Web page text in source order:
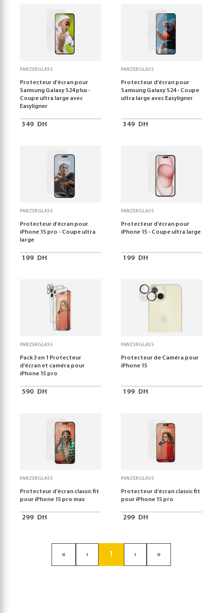
PANZERGLASS
Protecteur d'écran pour
Samsung Galaxy S24 plus -
Coupe ultra large avec
Easyligner
349 DH
PANZERGLASS
Protecteur d'écran pour
Samsung Galaxy S24 - Coupe
ultra large avec Easyligner
349 DH
PANZERGLASS
Protecteur d'écran pour
iPhone 15 pro - Coupe ultra
large
199 DH
PANZERGLASS
Protecteur d'écran pour
iPhone 15 - Coupe ultra large
199 DH
PANZERGLASS
Pack 3 en 1 Protecteur
d'écran et caméra pour
iPhone 15 pro
590 DH
PANZERGLASS
Protecteur de Caméra pour
iPhone 15
199 DH
PANZERGLASS
Protecteur d’écran classic fit
pour iPhone 15 pro max
299 DH
PANZERGLASS
Protecteur d’écran classic fit
pour iPhone 15 pro
299 DH
« ‹ 1 › »